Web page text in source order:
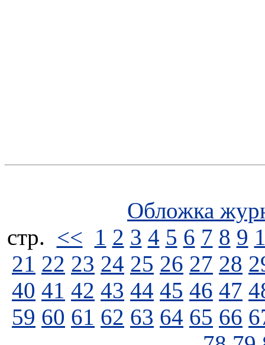
Обложка
стp. << 1 2 3 4 5 6 7 8 9
21 22 23 24 25 26 27 28
40 41 42 43 44 45 46 47
59 60 61 62 63 64 65 66